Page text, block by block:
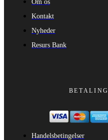
Om os
Kontakt
Nyheder
Resurs Bank
Handelsbetingelser